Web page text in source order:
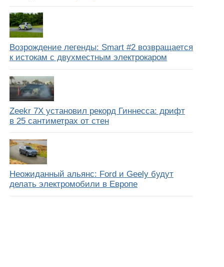
Возрождение легенды: Smart #2 возвращается
к истокам с двухместным электрокаром
Zeekr 7X установил рекорд Гиннесса: дрифт
в 25 сантиметрах от стен
Неожиданный альянс: Ford и Geely будут
делать электромобили в Европе